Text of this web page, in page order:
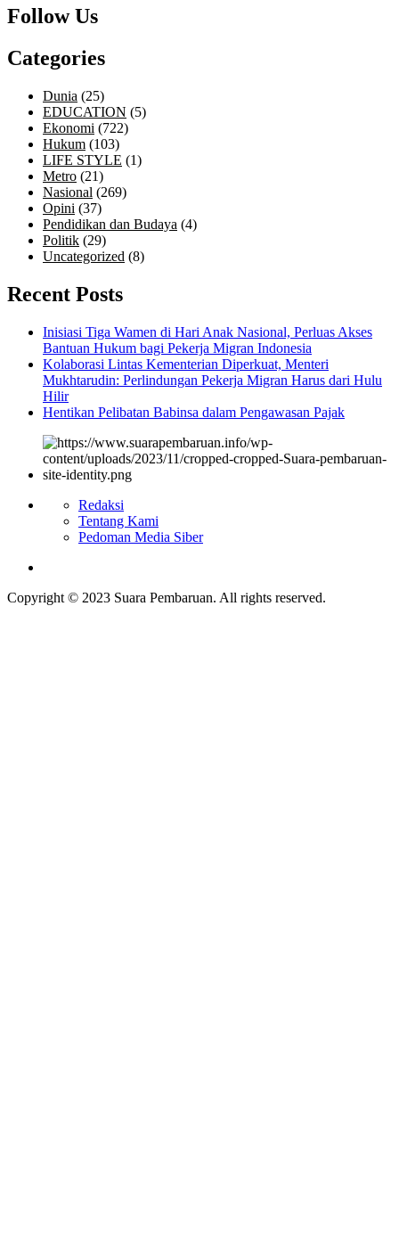
Follow Us
Categories
Dunia (25)
EDUCATION (5)
Ekonomi (722)
Hukum (103)
LIFE STYLE (1)
Metro (21)
Nasional (269)
Opini (37)
Pendidikan dan Budaya (4)
Politik (29)
Uncategorized (8)
Recent Posts
Inisiasi Tiga Wamen di Hari Anak Nasional, Perluas Akses
Bantuan Hukum bagi Pekerja Migran Indonesia
Kolaborasi Lintas Kementerian Diperkuat, Menteri
Mukhtarudin: Perlindungan Pekerja Migran Harus dari Hulu
Hilir
Hentikan Pelibatan Babinsa dalam Pengawasan Pajak
Redaksi
Tentang Kami
Pedoman Media Siber
Copyright © 2023 Suara Pembaruan. All rights reserved.